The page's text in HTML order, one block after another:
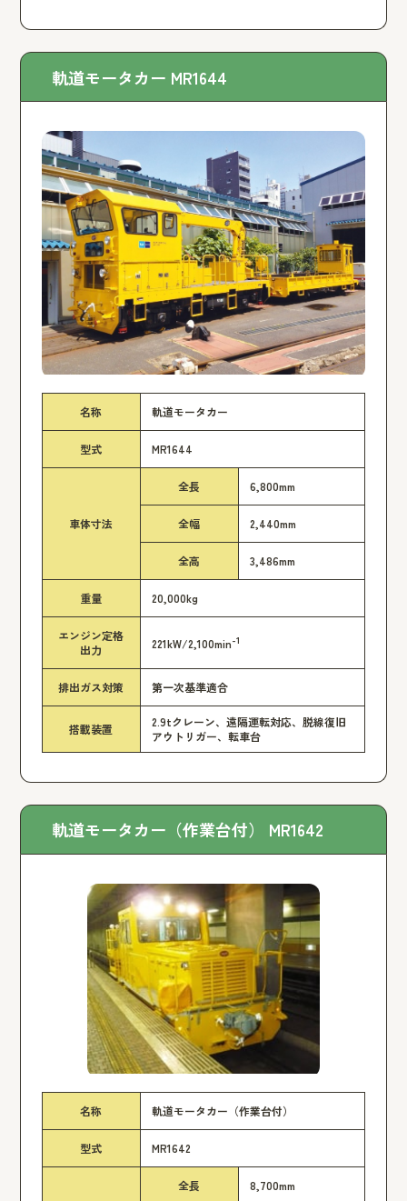
軌道モータカー MR1644
名称 軌道モータカー
型式 MR1644
車体寸法
全長 6,800mm
全幅 2,440mm
全高 3,486mm
重量 20,000kg
エンジン定格
出力
221kW/2,100min-1
排出ガス対策 第一次基準適合
搭載装置
2.9tクレーン、遠隔運転対応、脱線復旧
アウトリガー、転車台
軌道モータカー（作業台付） MR1642
名称 軌道モータカー（作業台付）
型式 MR1642
全長 8,700mm